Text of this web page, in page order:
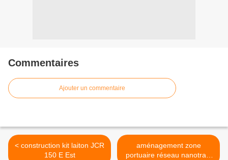
Commentaires
Ajouter un commentaire
< construction kit laiton JCR
150 E Est
aménagement zone
portuaire réseau nanotrain